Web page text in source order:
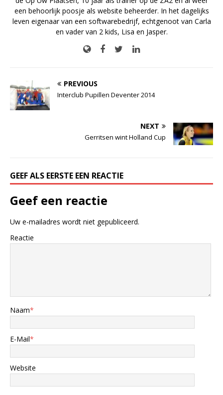
een behoorlijk poosje als website beheerder. In het dagelijks
leven eigenaar van een softwarebedrijf, echtgenoot van Carla
en vader van 2 kids, Lisa en Jasper.
PREVIOUS
Interclub Pupillen Deventer 2014
NEXT
Gerritsen wint Holland Cup
GEEF ALS EERSTE EEN REACTIE
Geef een reactie
Uw e-mailadres wordt niet gepubliceerd.
Reactie
Naam*
E-Mail*
Website